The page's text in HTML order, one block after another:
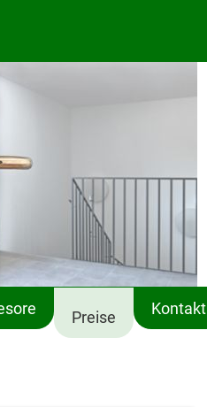
Preise Kontakt